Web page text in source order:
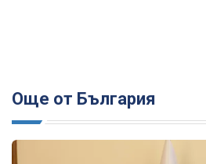
Още от България